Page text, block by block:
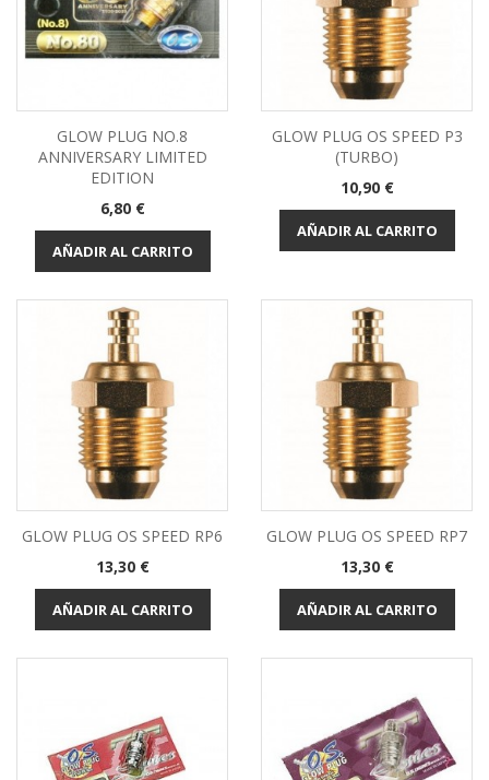
GLOW PLUG NO.8
ANNIVERSARY LIMITED
EDITION
Precio
6,80 €
AÑADIR AL CARRITO
GLOW PLUG OS SPEED P3
(TURBO)
Precio
10,90 €
AÑADIR AL CARRITO
GLOW PLUG OS SPEED RP6
Precio
13,30 €
AÑADIR AL CARRITO
GLOW PLUG OS SPEED RP7
Precio
13,30 €
AÑADIR AL CARRITO